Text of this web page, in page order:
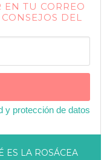
EN TU CORREO
DEL
y protección de datos
ES LA ROSÁCEA